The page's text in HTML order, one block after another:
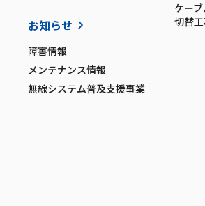
お知らせ
障害情報
メンテナンス情報
無線システム普及支援事業
ケー
切替